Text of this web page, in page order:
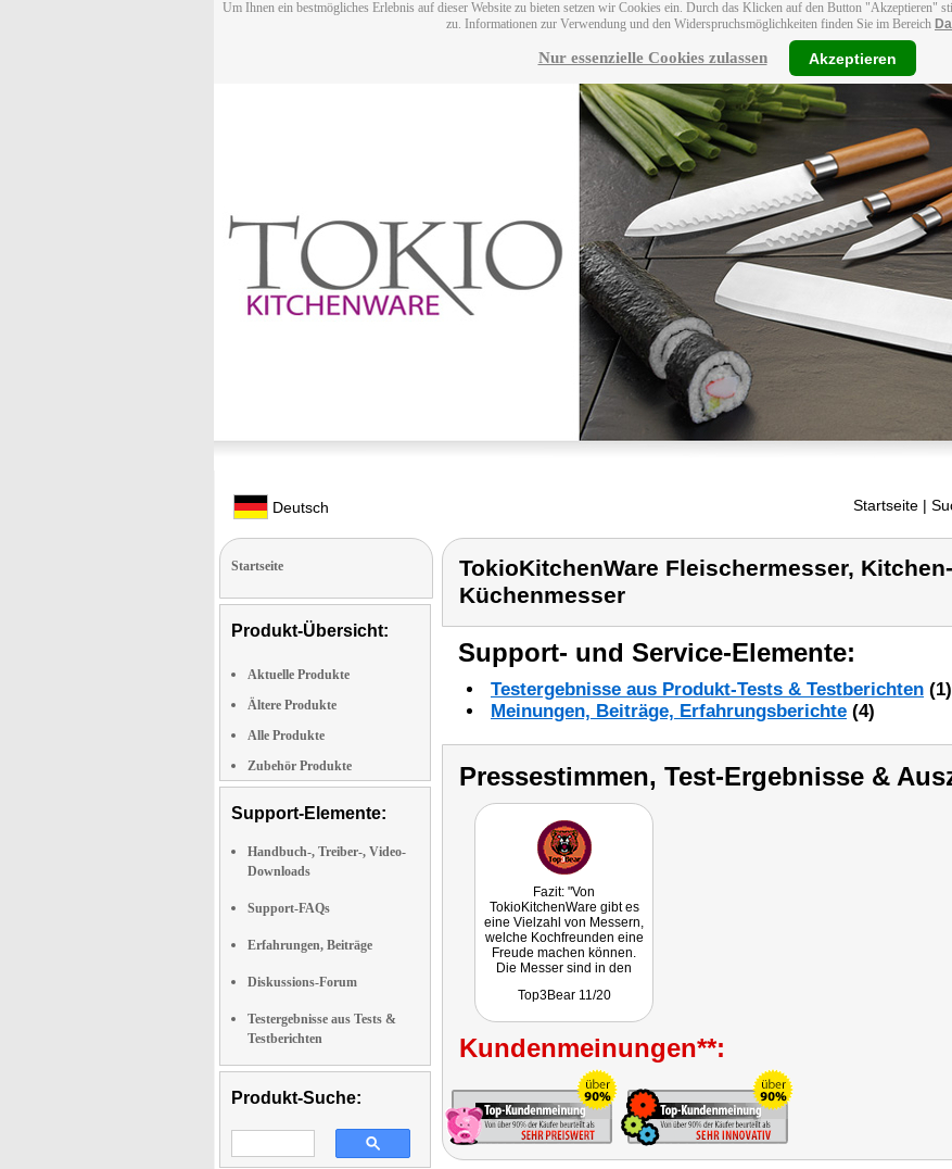
Um Ihnen ein bestmögliches Erlebnis auf dieser Website zu bieten setzen wir Cookies ein. Durch das Klicken auf den Button "Akzeptieren"
zu. Informationen zur Verwendung und den Widerspruchsmöglichkeiten finden Sie im Bereich
Nur essenzielle Cookies zulassen Akzeptieren
Deutsch Startseite |
Startseite
Produkt-Übersicht:
Aktuelle Produkte
Ältere Produkte
Alle Produkte
Zubehör Produkte
Support-Elemente:
Handbuch-, Treiber-, Video-
Downloads
Support-FAQs
Erfahrungen, Beiträge
Diskussions-Forum
Testergebnisse aus Tests &
Testberichten
Produkt-Suche:
TokioKitchenWare Fleischermesser,
Küchenmesser
Support- und Service-Elemente:
Testergebnisse aus Produkt-Tests & Testberichten (1)
Meinungen, Beiträge, Erfahrungsberichte (4)
Pressestimmen, Test-Ergebnisse &
Fazit: "Von
TokioKitchenWare gibt es
eine Vielzahl von Messern,
welche Kochfreunden eine
Freude machen können.
Die Messer sind in den
erhältlich und sowohl für
zerteilen von Fleisch
geeignet."
Top3Bear 11/20
Kundenmeinungen**: